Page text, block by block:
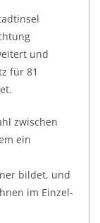
und
für 81
zwischen
ein
bildet, und
im Einzel-